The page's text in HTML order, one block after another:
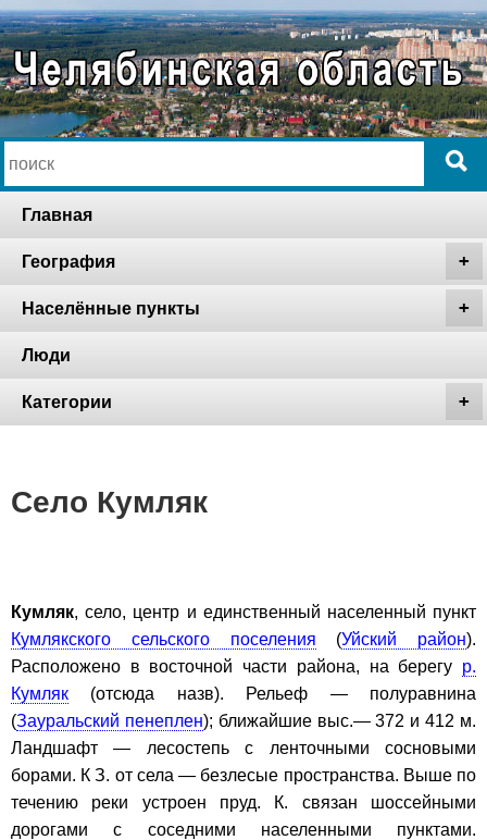
Главная
География
Населённые пункты
Люди
Категории
Село Кумляк
Кумляк, село, центр и единственный населенный пункт
Кумлякского сельского поселения (Уйский район).
Расположено в восточной части района, на берегу р.
Кумляк (отсюда назв). Рельеф — полуравнина
(Зауральский пенеплен); ближайшие выс.— 372 и 412 м.
Ландшафт — лесостепь с ленточными сосновыми
борами. К З. от села — безлесые пространства. Выше по
течению реки устроен пруд. К. связан шоссейными
дорогами с соседними населенными пунктами.